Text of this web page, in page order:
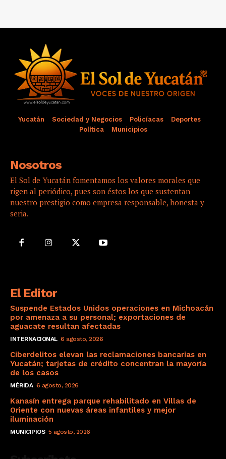
Yucatán Sociedad y Negocios Policíacas
Deportes
Política
Municipios
Nosotros
El Sol de Yucatán fomentamos los valores morales que
rigen al periódico, pues son éstos los que sustentan
nuestro prestigio como empresa responsable, honesta y
seria.
El Editor
Suspende Estados Unidos operaciones en Michoacán
por amenaza a su personal; exportaciones de
aguacate resultan afectadas
INTERNACIONAL 6 agosto, 2026
Ciberdelitos elevan las reclamaciones bancarias en
Yucatán; tarjetas de crédito concentran la mayoría
de los casos
MÉRIDA 6 agosto, 2026
Kanasín entrega parque rehabilitado en Villas de
Oriente con nuevas áreas infantiles y mejor
iluminación
MUNICIPIOS 5 agosto, 2026